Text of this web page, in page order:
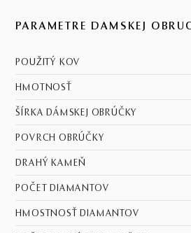
PARAMETRE DÁMSKEJ
POUŽITÝ KOV
HMOTNOSŤ
ŠÍRKA DÁMSKEJ OBRÚČKY
POVRCH OBRÚČKY
DRAHÝ KAMEŇ
POČET DIAMANTOV
HMOSTNOSŤ DIAMANTOV